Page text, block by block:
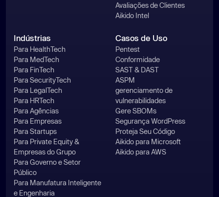
Avaliações de Clientes
Aikido Intel
Indústrias
Para HealthTech
Para MedTech
Para FinTech
Para SecurityTech
Para LegalTech
Para HRTech
Para Agências
Para Empresas
Para Startups
Para Private Equity &
Empresas do Grupo
Para Governo e Setor
Público
Para Manufatura Inteligente
e Engenharia
Casos de Uso
Pentest
Conformidade
SAST & DAST
ASPM
gerenciamento de
vulnerabilidades
Gere SBOMs
Segurança WordPress
Proteja Seu Código
Aikido para Microsoft
Aikido para AWS